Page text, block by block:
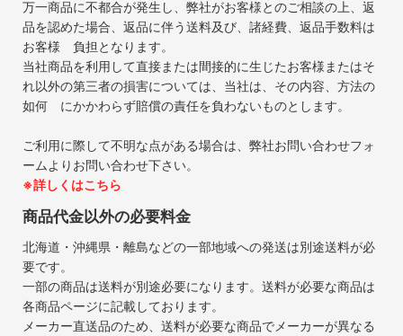
万一商品に不都合が発生し、弊社がお客様とのご相談の上、返
品を認めた場合、返品に伴う送料及び、諸経費、返品手数料は
お客様 負担となります。
当社商品を利用して直接または間接的に生じたお客様またはそ
れ以外の第三者の損害については、当社は、その内容、方法の
如何 にかかわらず賠償の責任を負わないものとします。
ご利用に際して不明な点がある場合は、弊社お問い合わせフォ
ームよりお問い合わせ下さい。
※詳しくはこちら
商品代金以外の必要料金
北海道・沖縄県・離島などの一部地域への発送は別途送料が必
要です。
一部の商品は送料が別途必要になります。送料が必要な商品は
各商品ページに記載しております。
メーカー直送品のため、送料が必要な商品でメーカーが異なる